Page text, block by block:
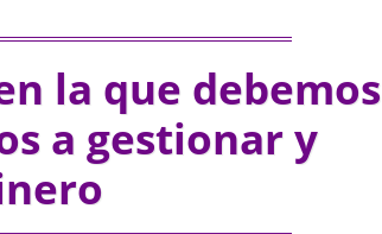
la que debemos
a gestionar y